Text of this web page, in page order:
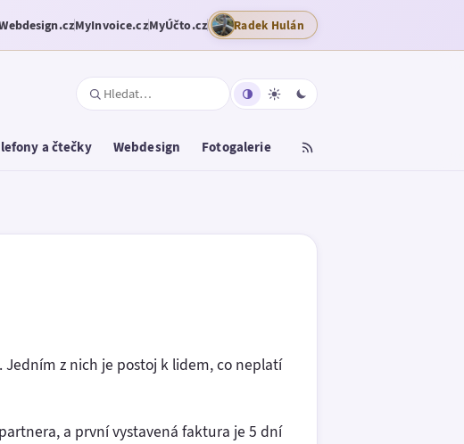
MyInvoice.czMyÚčto.cz Radek Hulán
a čtečky Webdesign Fotogalerie
z nich je postoj k lidem, co neplatí
a první vystavená faktura je 5 dní